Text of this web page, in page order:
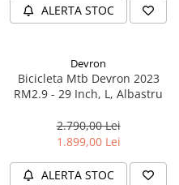
ALERTA STOC
Devron
Bicicleta Mtb Devron 2023
RM2.9 - 29 Inch, L, Albastru
2.790,00 Lei
1.899,00 Lei
ALERTA STOC